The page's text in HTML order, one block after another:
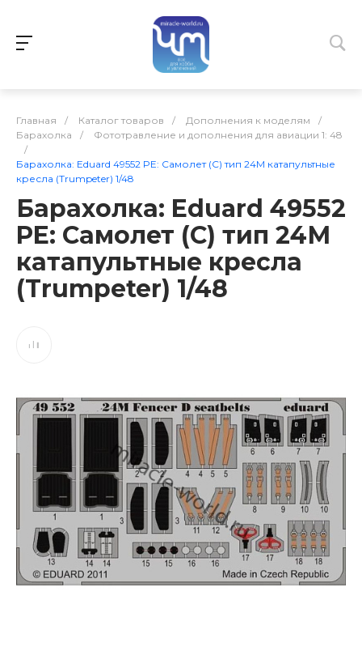
Главная / Каталог товаров / Дополнения к моделям
/
Барахолка
/
Фототравление и дополнения для авиации 1: 48
/
Барахолка: Eduard 49552 PE: Самолет (С) тип 24М катапультные
кресла (Trumpeter) 1/48
Барахолка: Eduard 49552
PE: Самолет (С) тип 24М
катапультные кресла
(Trumpeter) 1/48